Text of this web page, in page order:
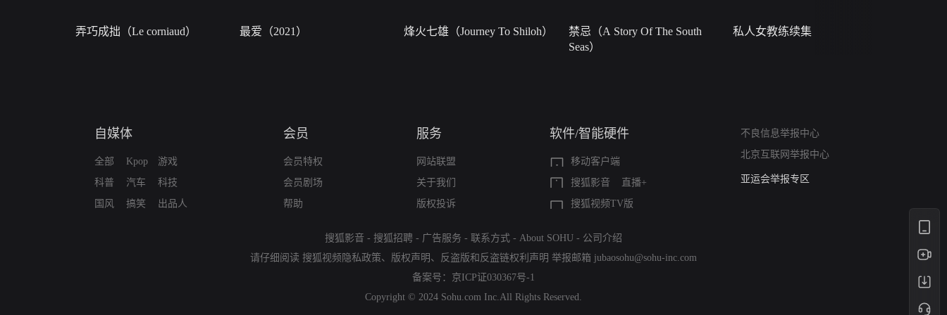
弄巧成拙（Le corniaud） 最爱（2021） 烽火七雄（Journey To Shiloh）
禁忌（A Story Of The South
Seas）
私人女教练续集
自媒体
全部
科普
国风
Kpop
汽车
搞笑
游戏
科技
出品人
会员
会员特权
会员剧场
帮助
服务
网站联盟
关于我们
版权投诉
软件/智能硬件
移动客户端
搜狐影音
直播+
搜狐视频TV版
不良信息举报中心
北京互联网举报中心
算法推荐专项举报
亚运会举报专区
搜狐影音 - 搜狐招聘 - 广告服务 - 联系方式 - About SOHU - 公司介绍
请仔细阅读 搜狐视频隐私政策、 版权声明 、 反盗版和反盗链权利声明 举报邮箱 jubaosohu@sohu-inc.com
备案号： 京ICP证030367号-1
Copyright © 2024 Sohu.com Inc.All Rights Reserved.